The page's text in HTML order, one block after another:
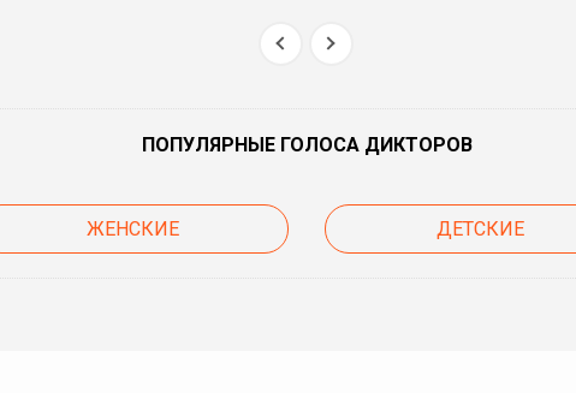
ПОПУЛЯРНЫЕ ГОЛОСА ДИКТОРОВ
ЖЕНСКИЕ ДЕТСКИЕ